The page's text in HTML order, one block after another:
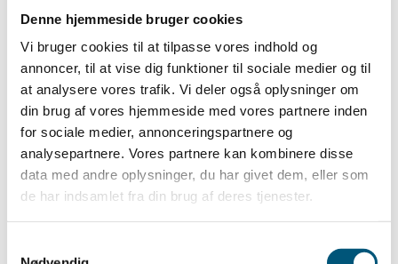
Denne hjemmeside bruger cookies
Vi bruger cookies til at tilpasse vores indhold og
annoncer, til at vise dig funktioner til sociale medier og til
at analysere vores trafik. Vi deler også oplysninger om
din brug af vores hjemmeside med vores partnere inden
for sociale medier, annonceringspartnere og
analysepartnere. Vores partnere kan kombinere disse
data med andre oplysninger, du har givet dem, eller som
de har indsamlet fra din brug af deres tjenester.
18. SEPTEMBER 2023
Lønregulering for ansatte læger i kapaciteter pr. 01-10-2023
August 2023
9. AUGUST 2023
PLA afholder gå hjem-møder om lægens rolle som arbejdsgiver
Juli 2023
PLA i sommerferien